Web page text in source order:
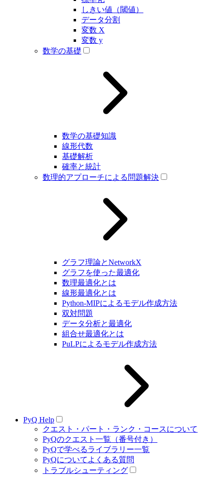
しきい値（閾値）
データ分割
変数 X
変数 y
数学の基礎
数学の基礎知識
線形代数
基礎解析
確率と統計
数理的アプローチによる問題解決
グラフ理論とNetworkX
グラフを使った最適化
数理最適化とは
線形最適化とは
Python-MIPによるモデル作成方法
双対問題
データ分析と最適化
組合せ最適化とは
PuLPによるモデル作成方法
PyQ Help
クエスト・パート・ランク・コースについて
PyQのクエスト一覧（番号付き）
PyQで学べるライブラリー一覧
PyQについてよくある質問
トラブルシューティング